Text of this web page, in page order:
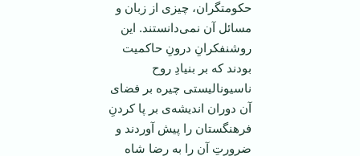
حكومتگران، چیزی از زبان و
مسائل آن نمی‌دانستند. این
روشنفكرانِ درونِ حاكمیت
بودند كه بر بنیادِ روح
ناسیونالیستی چیره بر فضای
آن دوران اندیشه‌ی بر پا كردنِ
فرهنگستان را پیش آوردند و
ضرورتِ آن را به رضا شاه